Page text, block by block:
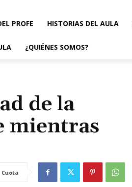
PROFE HISTORIAS DEL AULA
¿QUIÉNES SOMOS?
de la
mientras
Cuota